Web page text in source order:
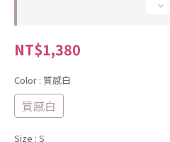
NT$1,380
Color : 質感白
質感白
Size : S